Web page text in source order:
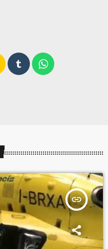
insert_link